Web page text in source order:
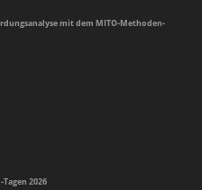
mit dem MITO-Methoden-
2026